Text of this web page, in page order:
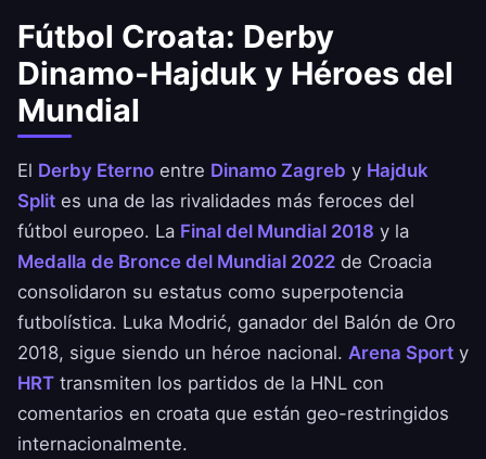
Fútbol Croata: Derby
Dinamo-Hajduk y Héroes del
Mundial
El Derby Eterno entre Dinamo Zagreb y Hajduk
Split es una de las rivalidades más feroces del
fútbol europeo. La Final del Mundial 2018 y la
Medalla de Bronce del Mundial 2022 de Croacia
consolidaron su estatus como superpotencia
futbolística. Luka Modrić, ganador del Balón de Oro
2018, sigue siendo un héroe nacional. Arena Sport y
HRT transmiten los partidos de la HNL con
comentarios en croata que están geo-restringidos
internacionalmente.